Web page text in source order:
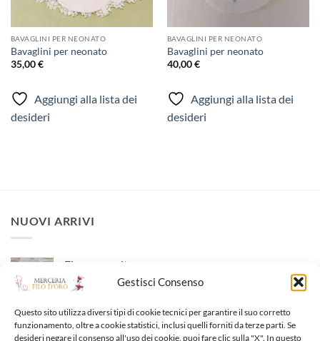
Gestisci Consenso
Questo sito utilizza diversi tipi di cookie tecnici per garantire il suo corretto
funzionamento, oltre a cookie statistici, inclusi quelli forniti da terze parti. Se
desideri negare il consenso all'uso dei cookie, puoi fare clic sulla "X". In questo
BAVAGLINI PER NEONATO
Bavaglini per neonato
35,00€
Aggiungi alla lista dei
desideri
BAVAGLINI PER NEONATO
Bavaglini per neonato
40,00€
Aggiungi alla lista dei
desideri
NUOVI ARRIVI
Fiocco nascita
65,00
Fiocco nascita